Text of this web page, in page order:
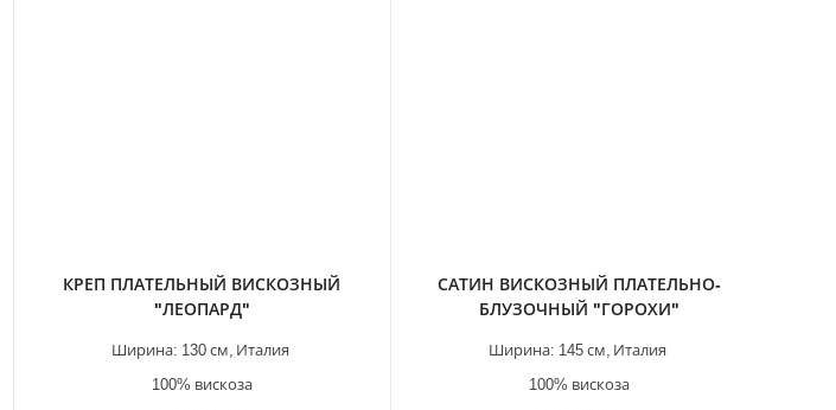
КРЕП ПЛАТЕЛЬНЫЙ ВИСКОЗНЫЙ
"ЛЕОПАРД"
Италия
Ширина: 130 см,
100% вискоза
САТИН ВИСКОЗНЫЙ ПЛАТЕЛЬНО-
БЛУЗОЧНЫЙ "ГОРОХИ"
Италия
Ширина: 145 см,
100% вискоза